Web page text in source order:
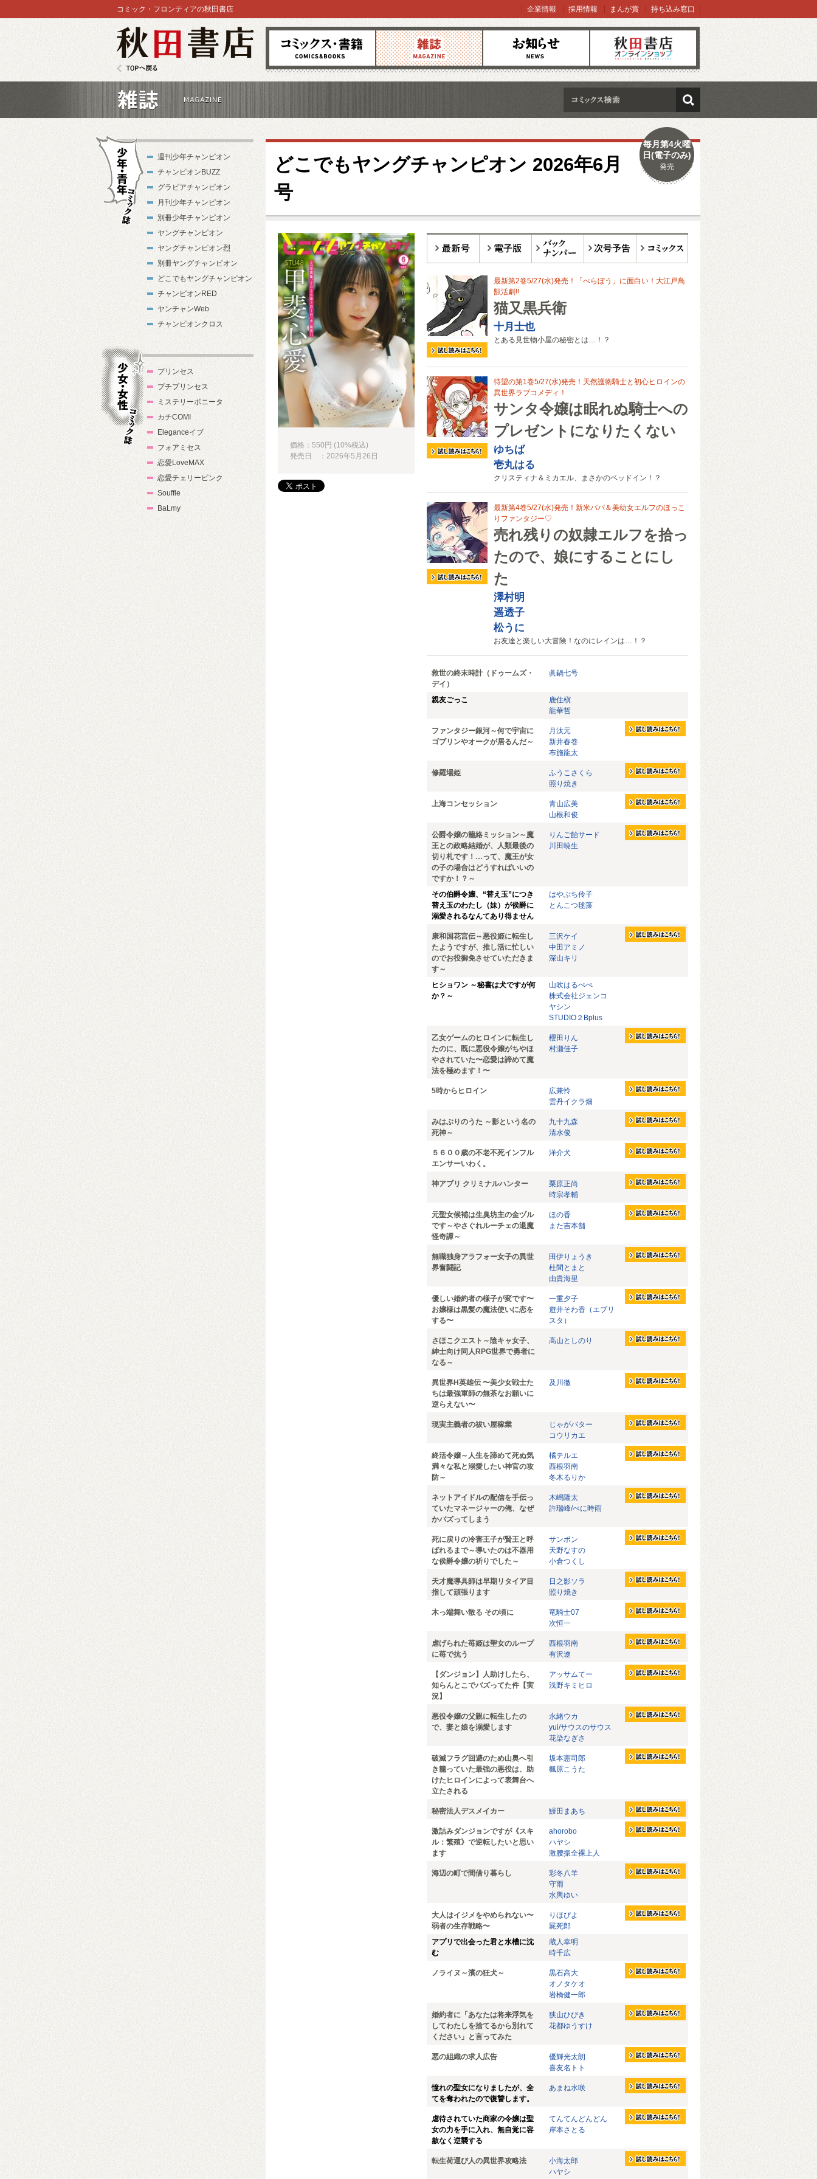
コミックス 雑誌 お知らせ オンラインショップ
コミック・フロンティアの秋田書店 企業情報 採用情報 まんが賞 持ち込み窓口
検索
どこでもヤングチャンピオン 2026年6月
号
毎月第4火曜
日(電子のみ)
発売
最新第2巻5/27(水)発売！「べらぼう」に面白い！大江戸鳥
獣活劇!!
猫又黒兵衛
十月士也
とある見世物小屋の秘密とは…！？
待望の第1巻5/27(水)発売！天然護衛騎士と初心ヒロインの
異世界ラブコメディ！
サンタ令嬢は眠れぬ騎士への
プレゼントになりたくない
ゆちば
壱丸はる
クリスティナ＆ミカエル、まさかのベッドイン！？
最新第4巻5/27(水)発売！新米パパ＆美幼女エルフのほっこ
りファンタジー♡
売れ残りの奴隷エルフを拾っ
たので、娘にすることにし
た
澤村明
遥透子
松うに
お友達と楽しい大冒険！なのにレインは…！？
救世の終末時計（ドゥームズ・
デイ）
眞鍋七号
親友ごっこ
鹿住槇
龍華哲
ファンタジー銀河～何で宇宙に
ゴブリンやオークが居るんだ～
月汰元
新井春巻
布施龍太
修羅場姫
ふうこさくら
照り焼き
上海コンセッション
青山広美
山根和俊
公爵令嬢の籠絡ミッション～魔
王との政略結婚が、人類最後の
切り札です！…って、魔王が女
の子の場合はどうすればいいの
ですか！？～
りんご飴サード
川田暁生
その伯爵令嬢、“替え玉”につき
替え玉のわたし（妹）が侯爵に
溺愛されるなんてあり得ません
はやぶち伶子
とんこつ毬藻
康和国花宮伝～悪役姫に転生し
たようですが、推し活に忙しい
のでお役御免させていただきま
す～
三沢ケイ
中田アミノ
深山キリ
ヒショワン ～秘書は犬ですが何
か？～
山吹はるぺぺ
株式会社ジェンコ
ヤシン
STUDIO２Bplus
乙女ゲームのヒロインに転生し
たのに、既に悪役令嬢がちやほ
やされていた〜恋愛は諦めて魔
法を極めます！〜
櫻田りん
村瀬佳子
5時からヒロイン
広兼怜
雲丹イクラ畑
みはぶりのうた ～影という名の
死神～
九十九森
清水俊
５６００歳の不老不死インフル
エンサーいわく。
洋介犬
神アプリ クリミナルハンター
栗原正尚
時宗孝輔
元聖女候補は生臭坊主の金ヅル
です～やさぐれルーチェの退魔
怪奇譚～
ほの香
また吉本舗
無職独身アラフォー女子の異世
界奮闘記
田伊りょうき
杜間とまと
由貴海里
優しい婚約者の様子が変です〜
お嬢様は黒髪の魔法使いに恋を
する〜
一重夕子
遊井そわ香（エブリ
スタ）
さほこクエスト～陰キャ女子、
紳士向け同人RPG世界で勇者に
なる～
高山としのり
異世界H英雄伝 〜美少女戦士た
ちは最強軍師の無茶なお願いに
逆らえない〜
及川徹
現実主義者の祓い屋稼業
じゃがバター
コウリカエ
終活令嬢～人生を諦めて死ぬ気
満々な私と溺愛したい神官の攻
防～
橘テルエ
西根羽南
冬木るりか
ネットアイドルの配信を手伝っ
ていたマネージャーの俺、なぜ
かバズってしまう
木嶋隆太
許瑞峰/べに時雨
死に戻りの冷害王子が賢王と呼
ばれるまで～導いたのは不器用
な侯爵令嬢の祈りでした～
サンボン
天野なすの
小倉つくし
天才魔導具師は早期リタイア目
指して頑張ります
日之影ソラ
照り焼き
木っ端舞い散る その頃に
竜騎士07
次恒一
虐げられた苺姫は聖女のループ
に苺で抗う
西根羽南
有沢遼
【ダンジョン】人助けしたら、
知らんとこでバズってた件【実
況】
アッサムてー
浅野キミヒロ
悪役令嬢の父親に転生したの
で、妻と娘を溺愛します
永緒ウカ
yui/サウスのサウス
花染なぎさ
破滅フラグ回避のため山奥へ引
き籠っていた最強の悪役は、助
けたヒロインによって表舞台へ
立たされる
坂本憲司郎
楓原こうた
秘密法人デスメイカー 鰻田まあち
激詰みダンジョンですが《スキ
ル：繁殖》で逆転したいと思い
ます
ahorobo
ハヤシ
激腰振全裸上人
海辺の町で間借り暮らし
彩冬八羊
守雨
水輿ゆい
大人はイジメをやめられない〜
弱者の生存戦略〜
りほぴよ
屍死郎
アプリで出会った君と水槽に沈
む
蔵人幸明
時千広
ノライヌ～濱の狂犬～
黒石高大
オノタケオ
岩橋健一郎
婚約者に「あなたは将来浮気を
してわたしを捨てるから別れて
ください」と言ってみた
狭山ひびき
花都ゆうすけ
悪の組織の求人広告
優輝光太朗
喜友名トト
憧れの聖女になりましたが、全
てを奪われたので復讐します。
あまね水咲
虐待されていた商家の令嬢は聖
女の力を手に入れ、無自覚に容
赦なく逆襲する
てんてんどんどん
岸本さとる
転生荷運び人の異世界攻略法
小海太郎
ハヤシ
価格：550円 (10%税込)
発売日 ：2026年5月26日
週刊少年チャンピオン
チャンピオンBUZZ
グラビアチャンピオン
月刊少年チャンピオン
別冊少年チャンピオン
ヤングチャンピオン
ヤングチャンピオン烈
別冊ヤングチャンピオン
どこでもヤングチャンピオン
チャンピオンRED
ヤンチャンWeb
チャンピオンクロス
プリンセス
プチプリンセス
ミステリーボニータ
カチCOMI
Eleganceイブ
フォアミセス
恋愛LoveMAX
恋愛チェリーピンク
Souffle
BaLmy